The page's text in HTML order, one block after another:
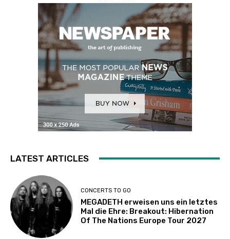
LATEST ARTICLES
CONCERTS TO GO
MEGADETH erweisen uns ein letztes
Mal die Ehre: Breakout: Hibernation
Of The Nations Europe Tour 2027